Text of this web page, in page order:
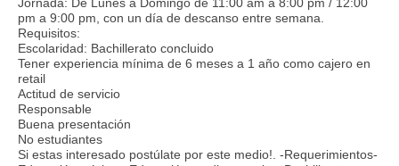
pm a 9:00 pm, con un día de descanso entre semana.
Requisitos:
Escolaridad: Bachillerato concluido
Tener experiencia mínima de 6 meses a 1 año como cajero en
retail
Actitud de servicio
Responsable
Buena presentación
No estudiantes
Si estas interesado postúlate por este medio!. -Requerimientos-